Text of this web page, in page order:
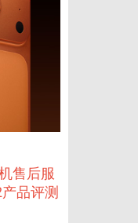
售后服
品评测